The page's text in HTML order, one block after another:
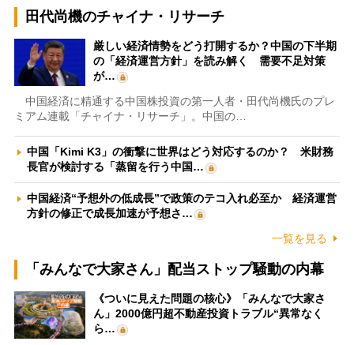
田代尚機のチャイナ・リサーチ
厳しい経済情勢をどう打開するか？中国の下半期
の「経済運営方針」を読み解く 需要不足対策
が…
中国経済に精通する中国株投資の第一人者・田代尚機氏のプレ
ミアム連載「チャイナ・リサーチ」。中国の…
中国「Kimi K3」の衝撃に世界はどう対応するのか？ 米財務
長官が検討する「蒸留を行う中国…
中国経済“予想外の低成長”で政策のテコ入れ必至か 経済運営
方針の修正で成長加速が予想さ…
一覧を見る
「みんなで大家さん」配当ストップ騒動の内幕
《ついに見えた問題の核心》「みんなで大家さ
ん」2000億円超不動産投資トラブル“異常なく
ら…